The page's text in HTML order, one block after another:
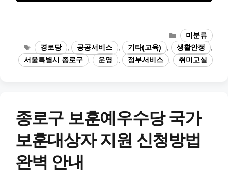
카
테
고
리
미분류
태
그
경로당 , 공공서비스 , 기타(교육) , 생활안정
,
서울특별시 종로구
, 운영 , 정부서비스 , 취미교실
종로구 보훈예우수당 국가
보훈대상자 지원 신청방법
완벽 안내